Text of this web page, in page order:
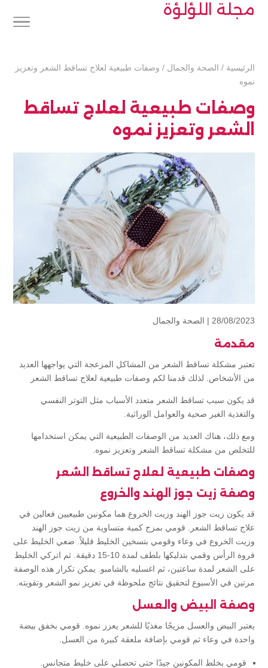
مجلة اللؤلؤة
الرئيسية / الصحة والجمال / وصفات طبيعية لعلاج تساقط الشعر وتعزيز
نموه
وصفات طبيعية لعلاج تساقط
الشعر وتعزيز نموه
28/08/2023 | الصحة والجمال
مقدمة
تعتبر مشكلة تساقط الشعر من المشاكل المزعجة التي يواجهها العديد
من الأشخاص. لذلك قدمنا لكم وصفات طبيعية لعلاج تساقط الشعر
قد يكون سبب تساقط الشعر متعدد الأسباب مثل التوتر النفسي
والتغذية الغير صحية والعوامل الوراثية.
ومع ذلك، هناك العديد من الوصفات الطبيعية التي يمكن استخدامها
للتخلص من مشكلة تساقط الشعر وتعزيز نموه.
وصفات طبيعية لعلاج تساقط الشعر
وصفة زيت جوز الهند والخروع
قد يكون زيت جوز الهند وزيت الخروع هما مكونين طبيعيين فعالين في
علاج تساقط الشعر. قومي بمزج كمية متساوية من زيت جوز الهند
وزيت الخروع في وعاء وقومي بتسخين الخليط قليلاً. ضعي الخليط على
فروة الرأس وقمي بتدليكها بلطف لمدة 10-15 دقيقة. ثم اتركي الخليط
على الشعر لمدة ساعتين، ثم اغسليه بالشامبو. يمكن تكرار هذه الوصفة
مرتين في الأسبوع لتحقيق نتائج ملحوظة في تعزيز نمو الشعر وتقويته.
وصفة البيض والعسل
يعتبر البيض والعسل مزيجًا مغذيًا للشعر يعزز نموه. قومي بخفق بيضة
واحدة في وعاء ثم قومي بإضافة ملعقة كبيرة من العسل.
قومي بخلط المكونين جيدًا حتى تحصلي على خليط متجانس.